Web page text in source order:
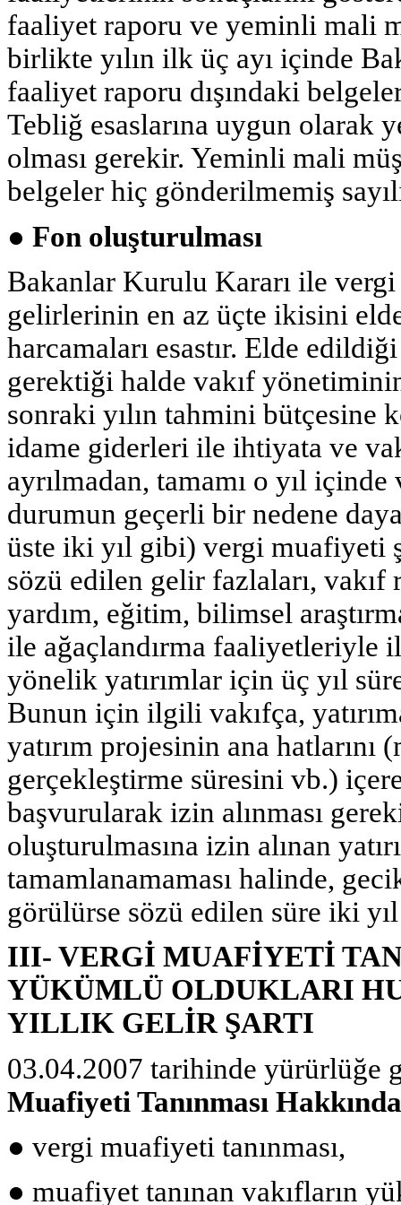
faaliyet raporu ve yeminli mali
birlikte yılın ilk üç ayı içinde
faaliyet raporu dışındaki
Tebliğ esaslarına uygun olarak
olması gerekir. Yeminli mali
belgeler hiç gönderilmemiş
● Fon oluşturulması
Bakanlar Kurulu Kararı ile vergi
gelirlerinin en az üçte ikisini
harcamaları esastır. Elde
gerektiği halde vakıf
sonraki yılın tahmini
idame giderleri ile ihtiyata ve
ayrılmadan, tamamı o yıl içinde
durumun geçerli bir nedene
üste iki yıl gibi) vergi muafiyeti
sözü edilen gelir fazlaları, vakıf
yardım, eğitim, bilimsel
ile ağaçlandırma faaliyetleriyle
yönelik yatırımlar için üç yıl
Bunun için ilgili vakıfça,
yatırım projesinin ana
gerçekleştirme süresini vb.)
başvurularak izin alınması
oluşturulmasına izin alınan
tamamlanamaması halinde,
görülürse sözü edilen süre iki
III- VERGİ MUAFİYETİ
YÜKÜMLÜ OLDUKLARI
YILLIK GELİR ŞARTI
03.04.2007 tarihinde yürürlüğe
Muafiyeti Tanınması
● vergi muafiyeti tanınması,
● muafiyet tanınan vakıfların